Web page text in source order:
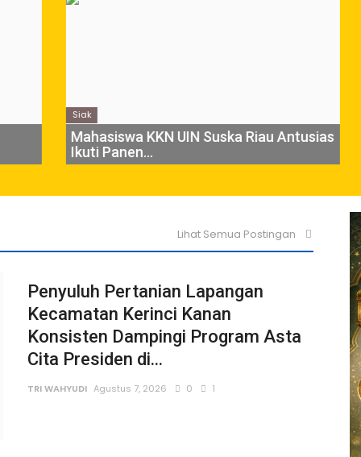
Akan Temu Karya pada Tanggal 7 dan 8 Agustus 2026
Bagi Kaum Muda untuk Lampung Yang Maju
ke Komisi Informasi, Tuntut Keterbukaan Penanganan
Orang Tua, Pria di Perhentian Raja Diringkus Polisi
Pers sebagai Penjaga Api Kemerdekaan
Mahasiswa KKN UIN Suska Riau Antusias
Ikuti Panen...
Lihat Semua Postingan
Penyuluh Pertanian Lapangan
Kecamatan Kerinci Kanan
Konsisten Dampingi Program Asta
Cita Presiden di...
TRI WAHYUDI Agustus 7, 2026 0 1